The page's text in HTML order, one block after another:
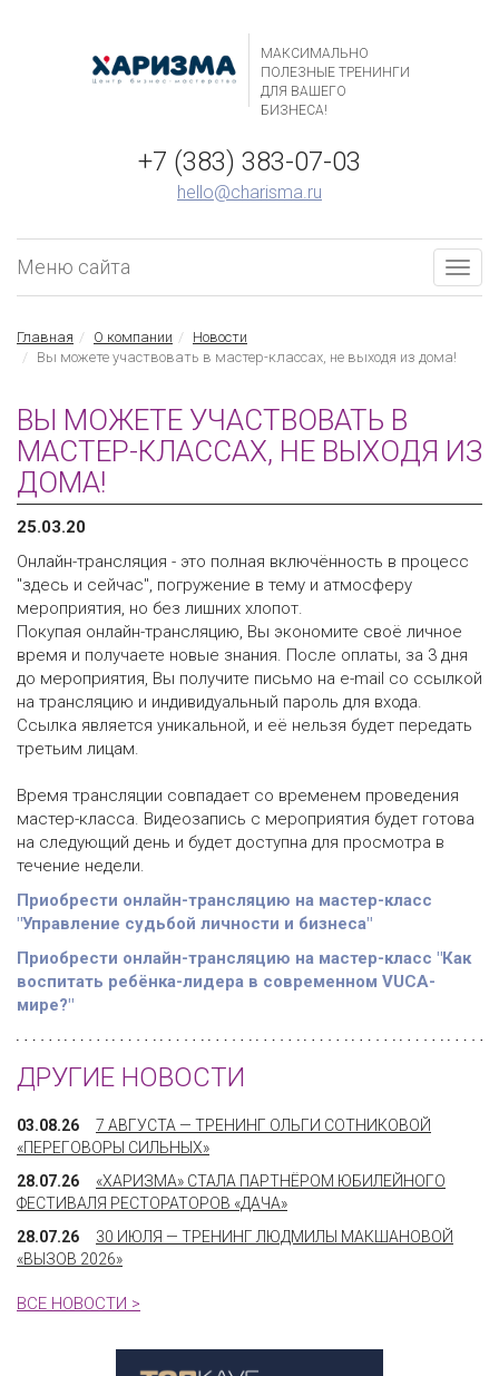
МАКСИМАЛЬНО
ПОЛЕЗНЫЕ ТРЕНИНГИ
ДЛЯ ВАШЕГО
БИЗНЕСА!
+7 (383) 383-07-03
hello@charisma.ru
Меню сайта
Главная О компании
Новости
Вы можете участвовать в мастер-классах, не выходя из дома!
ВЫ МОЖЕТЕ УЧАСТВОВАТЬ В
МАСТЕР-КЛАССАХ, НЕ ВЫХОДЯ ИЗ
ДОМА!
25.03.20
Онлайн-трансляция - это полная включённость в процесс
"здесь и сейчас", погружение в тему и атмосферу
мероприятия, но без лишних хлопот.
Покупая онлайн-трансляцию, Вы экономите своё личное
время и получаете новые знания. После оплаты, за 3 дня
до мероприятия, Вы получите письмо на e-mail со ссылкой
на трансляцию и индивидуальный пароль для входа.
Ссылка является уникальной, и её нельзя будет передать
третьим лицам.
Время трансляции совпадает со временем проведения
мастер-класса. Видеозапись с мероприятия будет готова
на следующий день и будет доступна для просмотра в
течение недели.
Приобрести онлайн-трансляцию на мастер-класс
"Управление судьбой личности и бизнеса"
Приобрести онлайн-трансляцию на мастер-класс "Как
воспитать ребёнка-лидера в современном VUCA-
мире?"
ДРУГИЕ НОВОСТИ
03.08.26
7 АВГУСТА — ТРЕНИНГ ОЛЬГИ СОТНИКОВОЙ
«ПЕРЕГОВОРЫ СИЛЬНЫХ»
28.07.26
«ХАРИЗМА» СТАЛА ПАРТНЁРОМ ЮБИЛЕЙНОГО
ФЕСТИВАЛЯ РЕСТОРАТОРОВ «ДАЧА»
28.07.26
30 ИЮЛЯ — ТРЕНИНГ ЛЮДМИЛЫ МАКШАНОВОЙ
«ВЫЗОВ 2026»
ВСЕ НОВОСТИ >